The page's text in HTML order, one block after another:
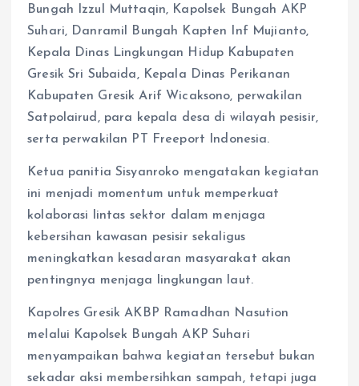
Bungah Izzul Muttaqin, Kapolsek Bungah AKP
Suhari, Danramil Bungah Kapten Inf Mujianto,
Kepala Dinas Lingkungan Hidup Kabupaten
Gresik Sri Subaida, Kepala Dinas Perikanan
Kabupaten Gresik Arif Wicaksono, perwakilan
Satpolairud, para kepala desa di wilayah pesisir,
serta perwakilan PT Freeport Indonesia.
Ketua panitia Sisyanroko mengatakan kegiatan
ini menjadi momentum untuk memperkuat
kolaborasi lintas sektor dalam menjaga
kebersihan kawasan pesisir sekaligus
meningkatkan kesadaran masyarakat akan
pentingnya menjaga lingkungan laut.
Kapolres Gresik AKBP Ramadhan Nasution
melalui Kapolsek Bungah AKP Suhari
menyampaikan bahwa kegiatan tersebut bukan
sekadar aksi membersihkan sampah, tetapi juga